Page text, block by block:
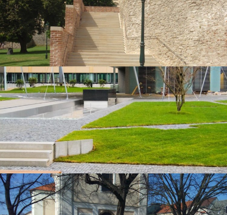
Kutná Hora, Chrám Sv. Barbory
Ostrava, The Orchard